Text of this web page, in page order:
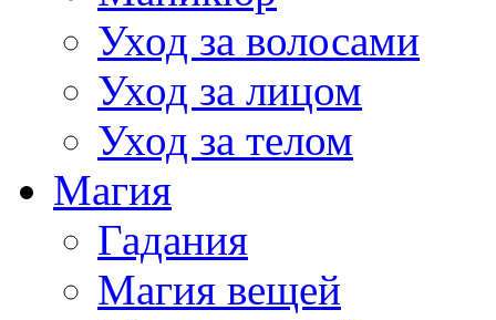
Уход за волосами
Уход за лицом
Уход за телом
Магия
Гадания
Магия вещей